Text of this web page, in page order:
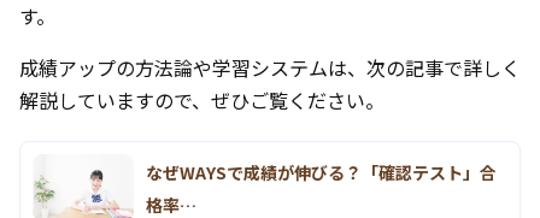
す。
成績アップの方法論や学習システムは、次の記事で詳しく
解説していますので、ぜひご覧ください。
なぜWAYSで成績が伸びる？「確認テスト」合
格率…